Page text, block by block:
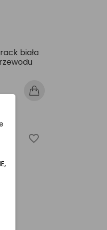
biała
favorite_border